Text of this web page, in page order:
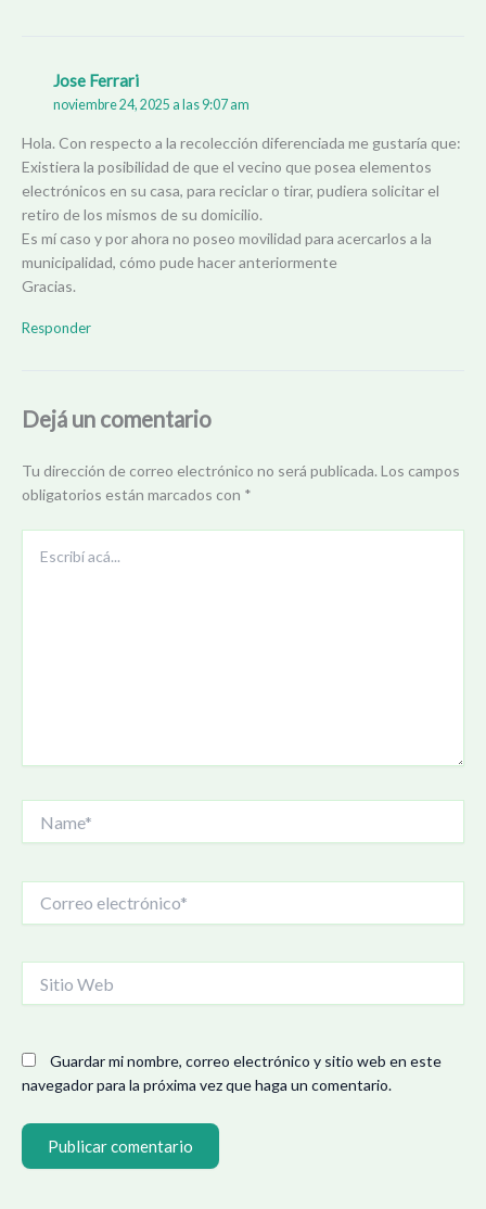
Jose Ferrari
noviembre 24, 2025 a las 9:07 am
Hola. Con respecto a la recolección diferenciada me gustaría que:
Existiera la posibilidad de que el vecino que posea elementos
electrónicos en su casa, para reciclar o tirar, pudiera solicitar el
retiro de los mismos de su domicilio.
Es mí caso y por ahora no poseo movilidad para acercarlos a la
municipalidad, cómo pude hacer anteriormente
Gracias.
Responder
Dejá un comentario
Tu dirección de correo electrónico no será publicada. Los campos
obligatorios están marcados con *
acá...
electrónico*
Web
Guardar mi nombre, correo electrónico y sitio web en este
navegador para la próxima vez que haga un comentario.